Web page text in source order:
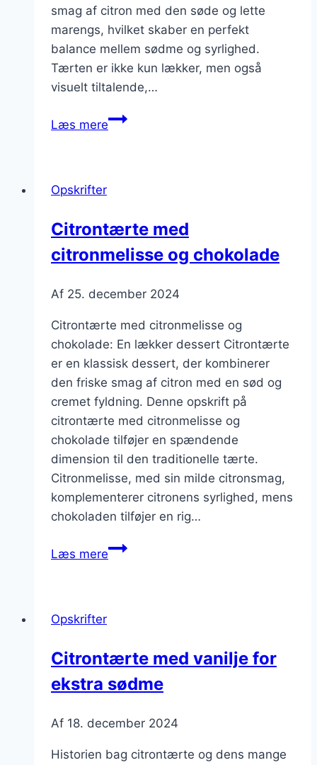
smag af citron med den søde og lette
marengs, hvilket skaber en perfekt
balance mellem sødme og syrlighed.
Tærten er ikke kun lækker, men også
visuelt tiltalende,…
Læs mereCitrontærte
Opskrifter
Citrontærte med
citronmelisse og chokolade
Af 25. december 2024
Citrontærte med citronmelisse og
chokolade: En lækker dessert Citrontærte
er en klassisk dessert, der kombinerer
den friske smag af citron med en sød og
cremet fyldning. Denne opskrift på
citrontærte med citronmelisse og
chokolade tilføjer en spændende
dimension til den traditionelle tærte.
Citronmelisse, med sin milde citronsmag,
komplementerer citronens syrlighed, mens
chokoladen tilføjer en rig…
Læs mereCitrontærte
Opskrifter
Citrontærte med vanilje for
ekstra sødme
Af 18. december 2024
Historien bag citrontærte og dens mange